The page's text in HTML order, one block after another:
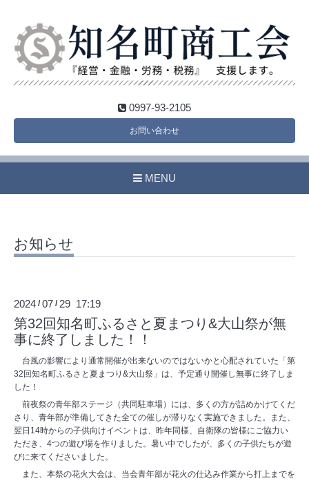
0997-93-2105
お問い合わせ
MENU
お知らせ
2024 /07 / 29 17:19
第32回知名町ふるさと夏まつり&大山祭が無
事に終了しました！！
台風の影響により通常開催が出来ないのではないかと心配されていた「第
32回知名町ふるさと夏まつり&大山祭」は、予定通り開催し無事に終了しま
した！
前夜祭の青年部ステージ（共同駐車場）には、多くの方が詰めかけてくだ
さり、青年部が準備してきた全ての催しが滞りなく実施できました。また、
翌日14時からの子供向けイベントは、昨年同様、自衛隊の皆様にご協力い
ただき、4つの遊び場を作りました。暑い中でしたが、多くの子供たちが遊
びに来てくださいました。
また、本祭の花火大会は、当会青年部が花火の仕込み作業から打上までを